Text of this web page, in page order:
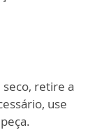
retire a
use